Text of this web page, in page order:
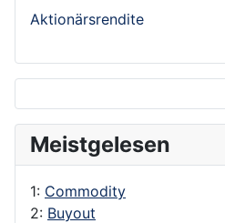
Aktionärsrendite
Meistgelesen
1: Commodity
2: Buyout